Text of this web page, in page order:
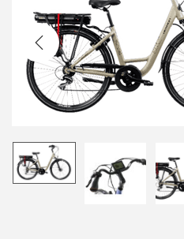
a
v
i
g
a
o
n
o
n
t
e
n